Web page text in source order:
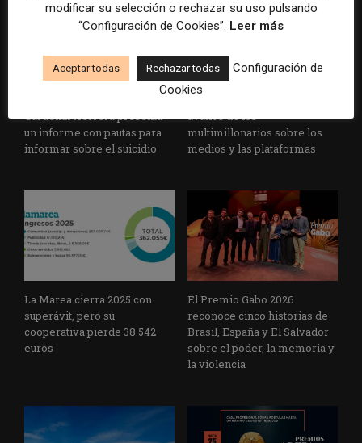
Cardenal Herrera presenta
un informe con pautas para
informar sobre el suicidio
avance de los
multimillonarios sobre los
medios y las plataformas
La Marea cierra 2025 con
superávit, pero su
cooperativa pierde 38.542
euros
El Premio Gabo 2026
reconoce cinco historias de
Brasil, España y El Salvador
sobre el poder, la memoria y
la violencia
modificar su selección o rechazar su uso pulsando
“Configuración de Cookies”. Leer más
Aceptar todas Rechazar todas
Configuración de
Cookies